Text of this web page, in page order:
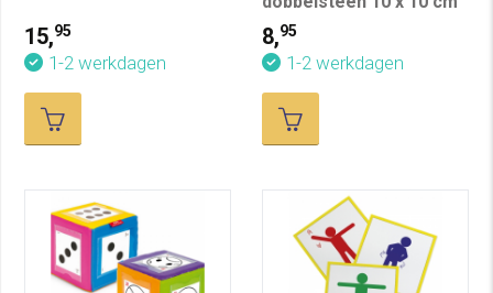
15,95
1-2 werkdagen
8,95
1-2 werkdagen